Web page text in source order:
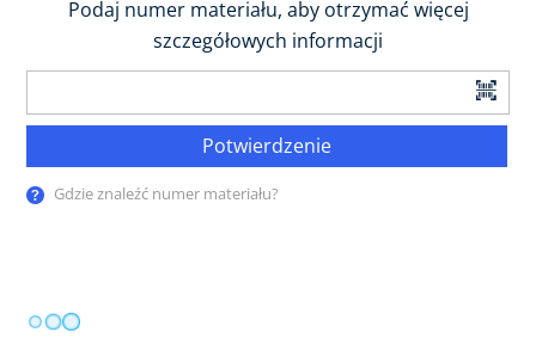
Podaj numer materiału, aby otrzymać więcej
szczegółowych informacji
Potwierdzenie
Gdzie znaleźć numer materiału?